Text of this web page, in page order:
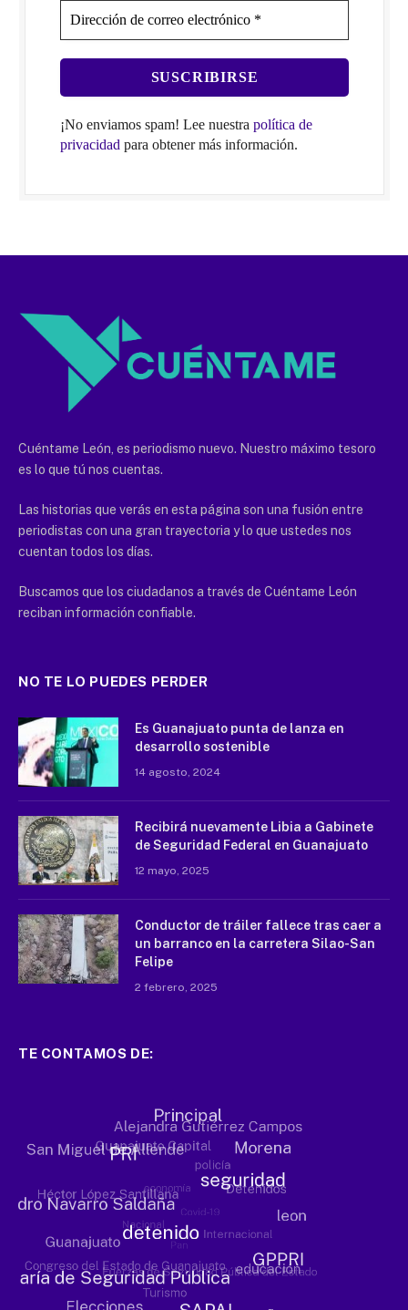
¡No enviamos spam! Lee nuestra política de
privacidad para obtener más información.
Cuéntame León, es periodismo nuevo. Nuestro máximo tesoro
es lo que tú nos cuentas.
Las historias que verás en esta página son una fusión entre
periodistas con una gran trayectoria y lo que ustedes nos
cuentan todos los días.
Buscamos que los ciudadanos a través de Cuéntame León
reciban información confiable.
NO TE LO PUEDES PERDER
Es Guanajuato punta de lanza en
desarrollo sostenible
14 agosto, 2024
Recibirá nuevamente Libia a Gabinete
de Seguridad Federal en Guanajuato
12 mayo, 2025
Conductor de tráiler fallece tras caer a
un barranco en la carretera Silao-San
Felipe
2 febrero, 2025
TE CONTAMOS DE: